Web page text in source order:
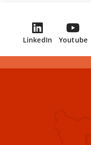
Youtube
LinkedIn